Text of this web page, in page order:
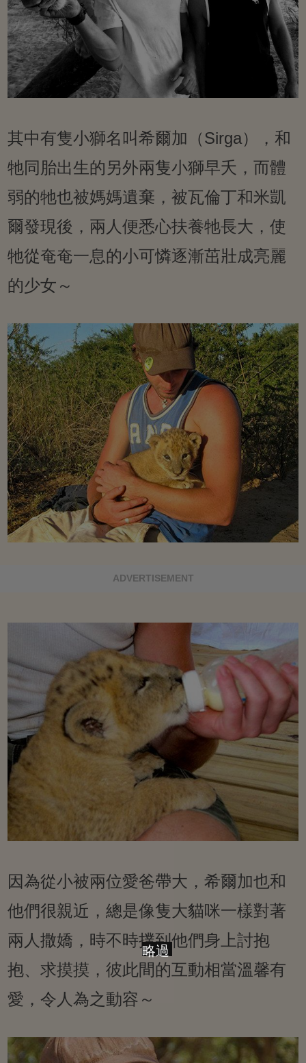
其中有隻小獅名叫希爾加（Sirga），和
牠同胎出生的另外兩隻小獅早夭，而體
弱的牠也被媽媽遺棄，被瓦倫丁和米凱
爾發現後，兩人便悉心扶養牠長大，使
牠從奄奄一息的小可憐逐漸茁壯成亮麗
的少女～
ADVERTISEMENT
因為從小被兩位愛爸帶大，希爾加也和
他們很親近，總是像隻大貓咪一樣對著
兩人撒嬌，時不時撲到他們身上討抱
抱、求摸摸，彼此間的互動相當溫馨有
愛，令人為之動容～
略過